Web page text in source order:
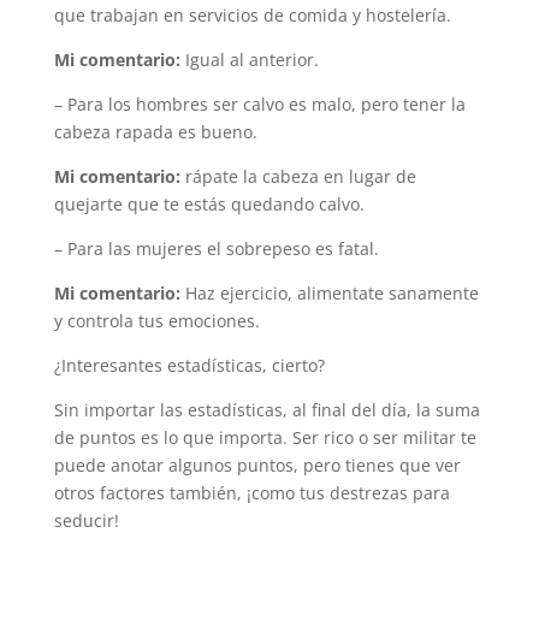
que trabajan en servicios de comida y hostelería.
Mi comentario: Igual al anterior.
– Para los hombres ser calvo es malo, pero tener la
cabeza rapada es bueno.
Mi comentario: rápate la cabeza en lugar de
quejarte que te estás quedando calvo.
– Para las mujeres el sobrepeso es fatal.
Mi comentario: Haz ejercicio, alimentate sanamente
y controla tus emociones.
¿Interesantes estadísticas, cierto?
Sin importar las estadísticas, al final del día, la suma
de puntos es lo que importa. Ser rico o ser militar te
puede anotar algunos puntos, pero tienes que ver
otros factores también, ¡como tus destrezas para
seducir!